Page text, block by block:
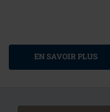
EN SAVOIR PLUS